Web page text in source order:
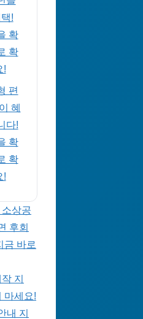
!
확
확
!
편
혜
다!
확
확
!
상공
후회
금 바로
지
마세요!
내 지